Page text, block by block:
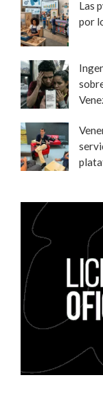
Las
por